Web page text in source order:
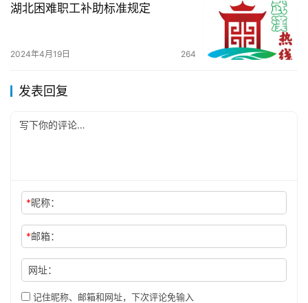
湖北困难职工补助标准规定
2024年4月19日 264
发表回复
*昵称：
*邮箱：
网址：
记住昵称、邮箱和网址，下次评论免输入